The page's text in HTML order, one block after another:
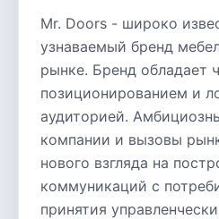
Mr. Doors - широко
узнаваемый бренд
рынке. Бренд обладает
позиционированием и
аудиторией.
компании и вызовы
нового взгляда на
коммуникаций с
принятия